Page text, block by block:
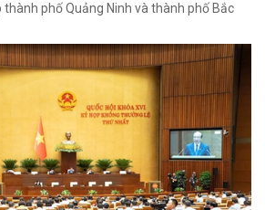
phố Quảng Ninh và thành phố Bắc